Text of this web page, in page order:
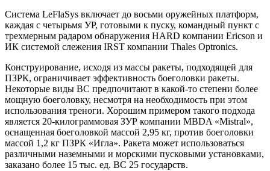
Система LeFlaSys включает до восьми оружейных платформ,
каждая с четырьмя УР, готовыми к пуску, командный пункт с
трехмерным радаром обнаружения HARD компании Ericson и
ИК системой слежения IRST компании Thales Optronics.
Конструирование, исходя из массы ракеты, подходящей для
ПЗРК, ограничивает эффективность боеголовки ракеты.
Некоторые виды ВС предпочитают в какой-то степени более
мощную боеголовку, несмотря на необходимость при этом
использования треноги. Хорошим примером такого подхода
является 20-килограммовая ЗУР компании MBDA «Mistral»,
оснащенная боеголовкой массой 2,95 кг, против боеголовки
массой 1,2 кг ПЗРК «Игла». Ракета может использоваться
различными наземными и морскими пусковыми установками,
заказано более 15 тыс. ед. ВС 25 государств.